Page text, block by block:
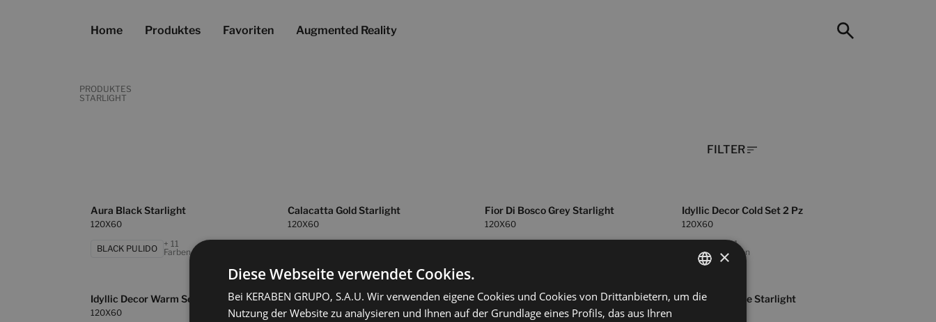
Home Produktes Favoriten Augmented Reality
PRODUKTES
STARLIGHT
FILTER
Aura Black Starlight
120X60
BLACK PULIDO
+ 11
Farben
Calacatta Gold Starlight
120X60
Fior Di Bosco Grey Starlight
120X60
Idyllic Decor Cold Set 2 Pz
120X60
+ 11
Farben
Idyllic Decor Warm Set 2 Pz
120X60
Oxford Grey Starlight
120X60
Statuario White Starlight
120X60
Universe Beige Starlight
SPANISH
×
Diese Webseite verwendet Cookies.
Bei KERABEN GRUPO, S.A.U. Wir verwenden eigene Cookies und Cookies von Drittanbietern, um die
Nutzung der Website zu analysieren und Ihnen auf der Grundlage eines Profils, das aus Ihren